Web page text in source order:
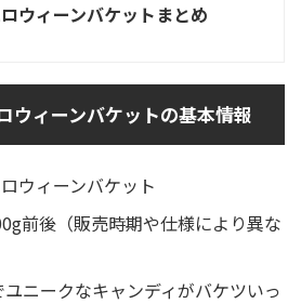
ウィーンバケットまとめ
ウィーンバケットの基本情報
ウィーンバケット
前後（販売時期や仕様により異な
ニークなキャンディがバケツいっ